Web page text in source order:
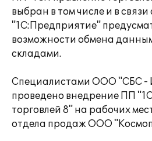
выбран в том числе и в связи
"1С:Предприятие"
возможности обмена
складами.
Специалистами ООО "СБС -
проведено внедрение ПП
торговлей 8" на рабочих
отдела продаж ООО